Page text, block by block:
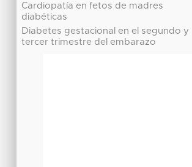
Cardiopatía en fetos de madres
diabéticas
Diabetes gestacional en el segundo y
tercer trimestre del embarazo